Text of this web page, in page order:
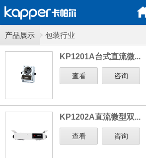
产品展示 包装行业
KP1201A台式直流微...
查看 咨询
KP1202A直流微型双...
查看 咨询